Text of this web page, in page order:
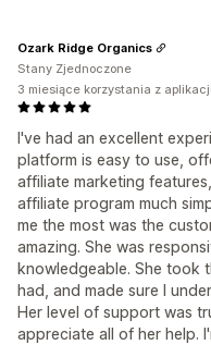
I've had an excellent
platform is easy to use,
affiliate marketing
affiliate program much
me the most was the
amazing. She was
knowledgeable. She took
had, and made sure I
Her level of support was
appreciate all of her help.
Ozark Ridge Organics
Stany Zjednoczone
3 miesiące korzystania z aplikacji